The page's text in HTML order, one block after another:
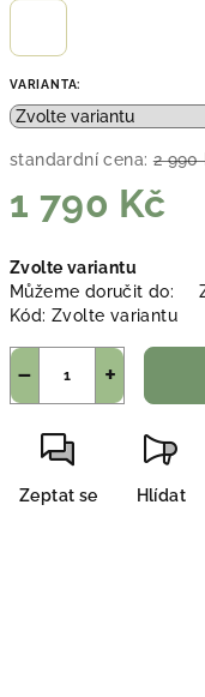
VARIANTA:
standardní cena: 2 990
1 790 Kč
cena:
Zvolte variantu
Můžeme doručit do:
Kód: Zvolte variantu
+
−
Zeptat se Hlídat